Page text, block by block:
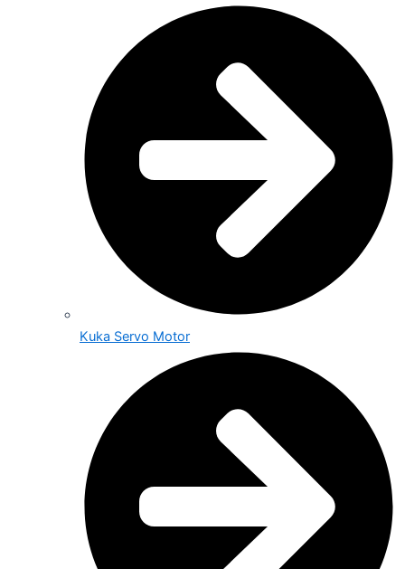
Kuka Servo Motor